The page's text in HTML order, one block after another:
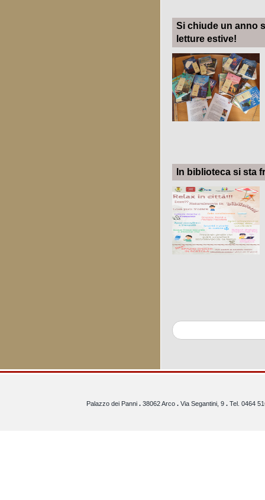
Si chiude un anno
letture estive!
In biblioteca si sta
Palazzo dei Panni . 38062 Arco . Via Segantini, 9 . Tel. 0464